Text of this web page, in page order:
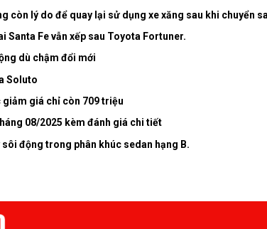
còn lý do để quay lại sử dụng xe xăng sau khi chuyển
Santa Fe vẫn xếp sau Toyota Fortuner.
dù chậm đổi mới
Soluto
giảm giá chỉ còn 709 triệu
08/2025 kèm đánh giá chi tiết
động trong phân khúc sedan hạng B.